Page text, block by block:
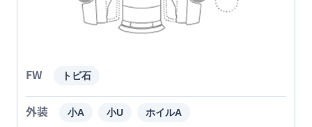
FW トビ石
外装 小A 小U ホイルA